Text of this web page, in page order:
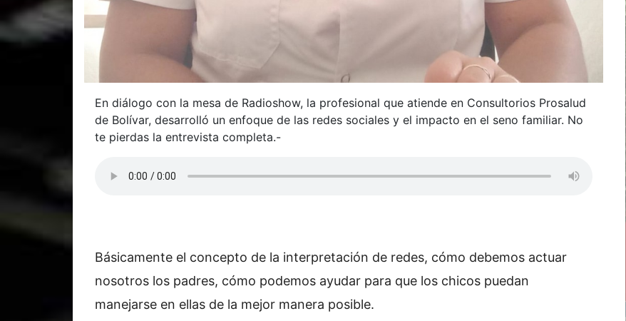
En diálogo con la mesa de Radioshow, la profesional que atiende en Consultorios Prosalud
de Bolívar, desarrolló un enfoque de las redes sociales y el impacto en el seno familiar. No
te pierdas la entrevista completa.-
Básicamente el concepto de la interpretación de redes, cómo debemos actuar
nosotros los padres, cómo podemos ayudar para que los chicos puedan
manejarse en ellas de la mejor manera posible.